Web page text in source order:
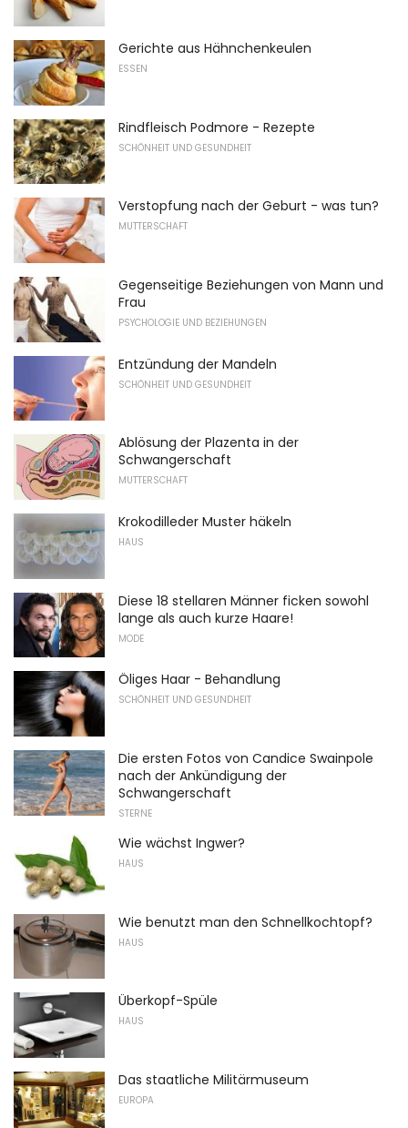
Gerichte aus Hähnchenkeulen
ESSEN
Rindfleisch Podmore - Rezepte
SCHÖNHEIT UND GESUNDHEIT
Verstopfung nach der Geburt - was tun?
MUTTERSCHAFT
Gegenseitige Beziehungen von Mann und
Frau
PSYCHOLOGIE UND BEZIEHUNGEN
Entzündung der Mandeln
SCHÖNHEIT UND GESUNDHEIT
Ablösung der Plazenta in der
Schwangerschaft
MUTTERSCHAFT
Krokodilleder Muster häkeln
HAUS
Diese 18 stellaren Männer ficken sowohl
lange als auch kurze Haare!
MODE
Öliges Haar - Behandlung
SCHÖNHEIT UND GESUNDHEIT
Die ersten Fotos von Candice Swainpole
nach der Ankündigung der
Schwangerschaft
STERNE
Wie wächst Ingwer?
HAUS
Wie benutzt man den Schnellkochtopf?
HAUS
Überkopf-Spüle
HAUS
Das staatliche Militärmuseum
EUROPA